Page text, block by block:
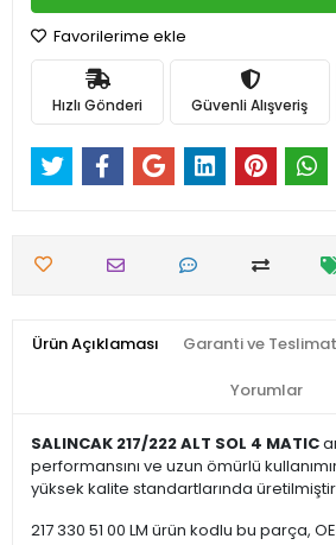
Favorilerime ekle
Hızlı Gönderi Güvenli Alışveriş
Ürün Açıklaması Garanti ve Teslimat
Yorumlar
SALINCAK 217/222 ALT SOL 4 MATIC
performansını ve uzun ömürlü
yüksek kalite standartlarında
217 330 51 00 LM ürün kodlu bu parça,